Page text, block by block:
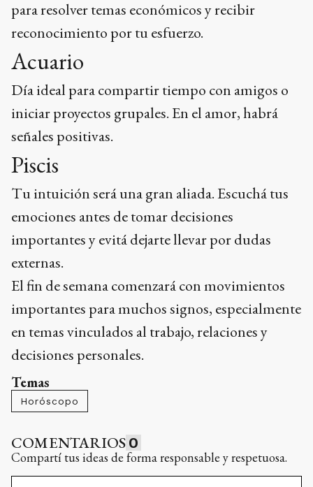
para resolver temas económicos y recibir
reconocimiento por tu esfuerzo.
Acuario
Día ideal para compartir tiempo con amigos o
iniciar proyectos grupales. En el amor, habrá
señales positivas.
Piscis
Tu intuición será una gran aliada. Escuchá tus
emociones antes de tomar decisiones
importantes y evitá dejarte llevar por dudas
externas.
El fin de semana comenzará con movimientos
importantes para muchos signos, especialmente
en temas vinculados al trabajo, relaciones y
decisiones personales.
Temas
Horóscopo
COMENTARIOS 0
Compartí tus ideas de forma responsable y respetuosa.